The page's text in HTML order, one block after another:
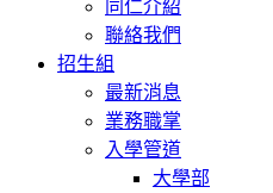
同仁介紹
聯絡我們
招生組
最新消息
業務職掌
入學管道
大學部